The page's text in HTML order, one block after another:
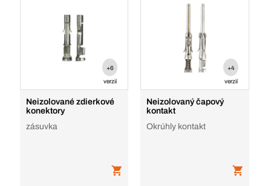
+6
verzií
Neizolované zdierkové
konektory
zásuvka
+4
verzií
Neizolovaný čapový
kontakt
Okrúhly kontakt